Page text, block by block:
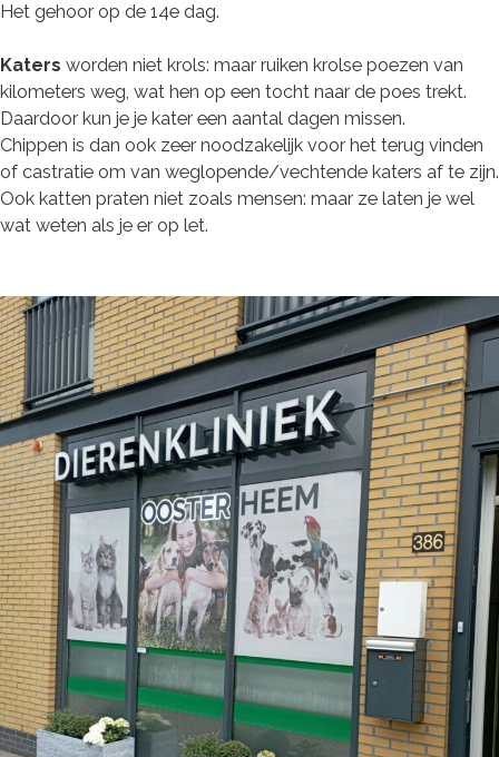
Het gehoor op de 14e dag.
Katers worden niet krols: maar ruiken krolse poezen van
kilometers weg, wat hen op een tocht naar de poes trekt.
Daardoor kun je je kater een aantal dagen missen.
Chippen is dan ook zeer noodzakelijk voor het terug vinden
of castratie om van weglopende/vechtende katers af te zijn.
Ook katten praten niet zoals mensen: maar ze laten je wel
wat weten als je er op let.